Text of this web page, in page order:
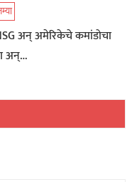
अन् अमेरिकेचे कमांडोचा
अन्…